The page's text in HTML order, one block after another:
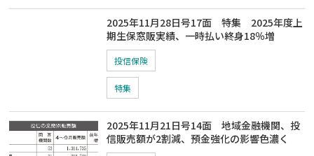
2025年11月28日号17面 特集 2025年度上
期生保窓販実績、一時払い終身18％増
投信保険
特集
2025年11月21日号14面 地域金融機関、投
信販売額が2割減、預金強化の影響色濃く